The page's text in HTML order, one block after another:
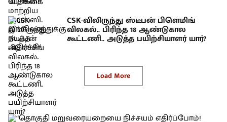
CSK-விலிருந்து ஸ்டீபன் பிளெமிங்
விலகல்.. பிரிந்த 18 ஆண்டுகால
கூட்டணி.. அடுத்த பயிற்சியாளர் யார்?
Load More